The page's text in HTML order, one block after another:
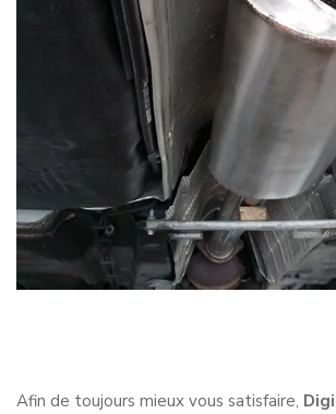
Afin de toujours mieux vous satisfaire,